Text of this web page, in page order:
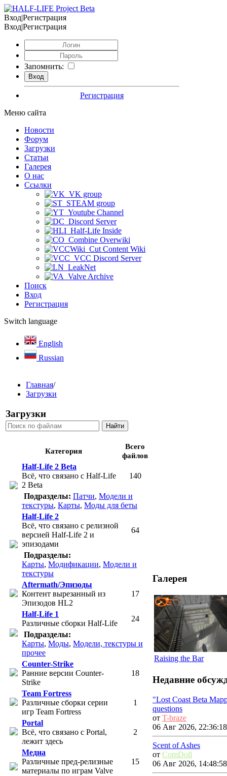
Вход|Регистрация
Вход|Регистрация
Запомнить:
Регистрация
Меню сайта
Новости
Форум
Загрузки
Статьи
Галерея
О нас
Ссылки
VK group
STEAM group
Youtube Channel
Discord Server
Half-Life Inside
Combine Overwiki
Cut Content Wiki
VCC Discord Server
LeakNet
Valve Archive
Поиск
Вход
Регистрация
Switch language
English
Russian
Главная/
Загрузки
Загрузки
Категория
Всего
файлов
Half-Life 2 Beta
Всё, что связано с Half-Life
2 Beta
140
Подразделы: Патчи, Модели и
текстуры, Карты, Моды для беты
Half-Life 2
Всё, что связано с релизной
версией Half-Life 2 и
эпизодами
64
Подразделы:
Карты, Модификации, Модели и
текстуры
Aftermath/Эпизоды
Контент вырезанный из
Эпизодов HL2
17
Half-Life 1
Различные сборки Half-Life
24
Подразделы:
Карты, Моды, Модели, текстуры и
прочее
Counter-Strike
Ранние версии Counter-
Strike
18
Team Fortress
Различные сборки серии
игр Team Fortress
1
Portal
Всё, что связано с Portal,
лежит здесь
2
Медиа
Различные пред-релизные
материалы по играм Valve
15
Галерея
Raising the Bar
Недавние
"Lost Coast Beta
questions
от T-braze
06 Авг 2026, 22:36:18
Scent of Ashes
от ComDoll
06 Авг 2026, 14:48:58